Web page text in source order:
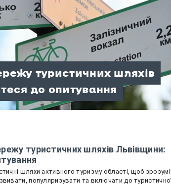
туристичних шляхів
до опитування
«Шелеста» Міненка
табором «Стежина
— переможці та
молодіжних конгресів
представляє
дні знань, єдності та
туристичних шляхів Львівщини:
шляхи активного туризму області, щоб
популяризувати та включати до